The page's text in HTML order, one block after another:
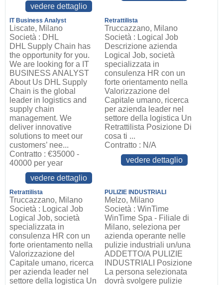
vedere dettaglio
IT Business Analyst
Liscate, Milano
Società : DHL
DHL Supply Chain has
the opportunity for you.
We are looking for a IT
BUSINESS ANALYST
About Us DHL Supply
Chain is the global
leader in logistics and
supply chain
management. We
deliver innovative
solutions to meet our
customers’ nee...
Contratto : €35000 -
40000 per year
vedere dettaglio
Retrattilista
Truccazzano, Milano
Società : Logical Job
Descrizione azienda
Logical Job, società
specializzata in
consulenza HR con un
forte orientamento nella
Valorizzazione del
Capitale umano, ricerca
per azienda leader nel
settore della logistica Un
Retrattilista Posizione Di
cosa ti ...
Contratto : N/A
vedere dettaglio
Retrattilista
Truccazzano, Milano
Società : Logical Job
Logical Job, società
specializzata in
consulenza HR con un
forte orientamento nella
Valorizzazione del
Capitale umano, ricerca
per azienda leader nel
settore della logistica Un
PULIZIE INDUSTRIALI
Melzo, Milano
Società : WinTime
WinTime Spa - Filiale di
Milano, seleziona per
azienda operante nelle
pulizie industriali un/una
ADDETTO/A PULIZIE
INDUSTRIALI Posizione
La persona selezionata
dovrà svolgere pulizie